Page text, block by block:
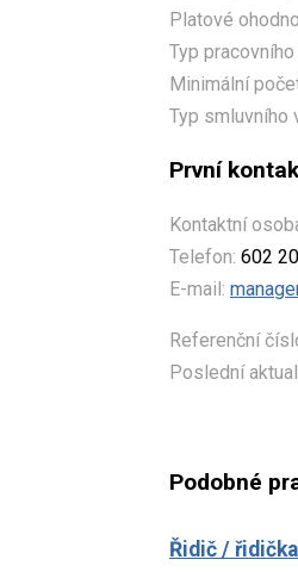
Platové
Typ pracovního
Minimální
Typ smluvního
První
Kontaktní
Telefon: 602
E-mail:
Referenční
Poslední
Podobné
Řidič /